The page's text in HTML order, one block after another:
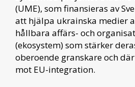
(UME), som finansieras av
att hjälpa ukrainska medier
hållbara affärs- och
(ekosystem) som stärker
oberoende granskare och
mot EU-integration.